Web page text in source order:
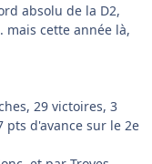
absolu de la D2,
mais cette année là,
29 victoires, 3
pts d'avance sur le 2e